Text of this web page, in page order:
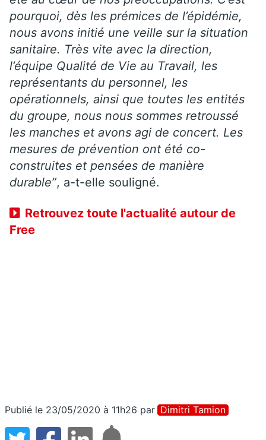
pourquoi, dès les prémices de l’épidémie,
nous avons initié une veille sur la situation
sanitaire. Très vite avec la direction,
l’équipe Qualité de Vie au Travail, les
représentants du personnel, les
opérationnels, ainsi que toutes les entités
du groupe, nous nous sommes retroussé
les manches et avons agi de concert. Les
mesures de prévention ont été co-
construites et pensées de manière
durable”, a-t-elle souligné.
Retrouvez toute l'actualité autour de
Free
Publié le 23/05/2020 à 11h26 par Dimitri Tamion